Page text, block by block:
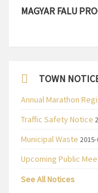
MAGYAR FALU
TOWN
Annual Marathon
Traffic Safety Notice
Municipal Waste
Upcoming Public
See All Notices